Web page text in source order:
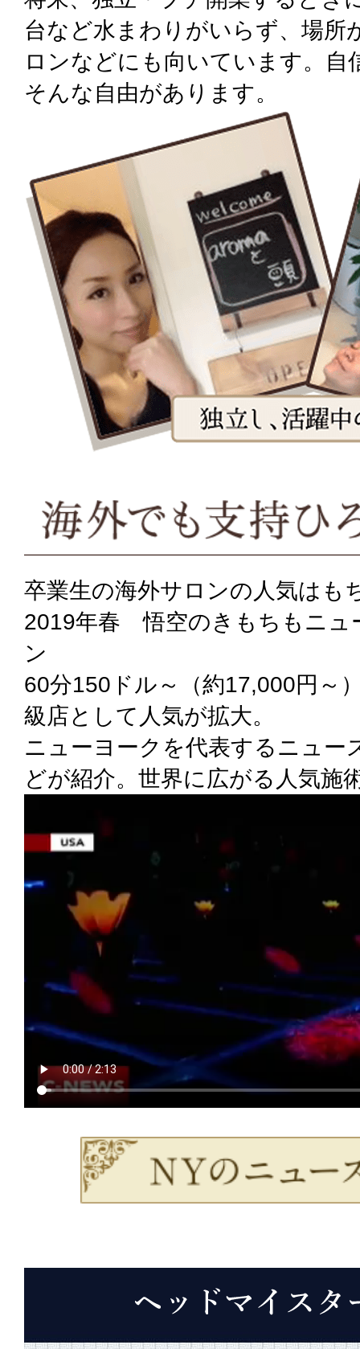
台など水まわりがいらず、場所
ロンなどにも向いています。自
そんな自由があります。
卒業生の海外サロンの人気はも
2019年春 悟空のきもちもニュ
ン
60分150ドル～（約17,000円～
級店として人気が拡大。
ニューヨークを代表するニュー
どが紹介。世界に広がる人気施